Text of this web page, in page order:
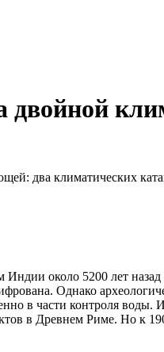
двойной
два климатических
около 5200 лет
Однако
в части контроля
в Древнем Риме. Но к